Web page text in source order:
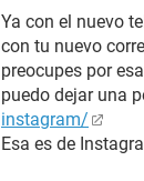
Ya con el nuevo
con tu nuevo
preocupes por
puedo dejar una
instagram/
Esa es de